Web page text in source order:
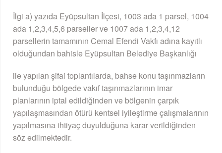
İlgi a) yazıda Eyüpsultan İlçesi, 1003 ada 1 parsel, 1004
ada 1,2,3,4,5,6 parseller ve 1007 ada 1,2,3,4,12
parsellerin tamamının Cemal Efendi Vakfı adına kayıtlı
olduğundan bahisle Eyüpsultan Belediye Başkanlığı
ile yapılan şifai toplantılarda, bahse konu taşınmazların
bulunduğu bölgede vakıf taşınmazlarının imar
planlarının iptal edildiğinden ve bölgenin çarpık
yapılaşmasından ötürü kentsel iyileştirme çalışmalarının
yapılmasına ihtiyaç duyulduğuna karar verildiğinden
söz edilmektedir.